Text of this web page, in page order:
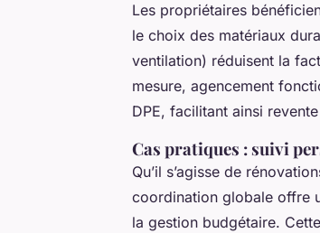
Les propriétaires
le choix des matériaux
ventilation) réduisent la
mesure, agencement
DPE, facilitant ainsi
Cas pratiques : suivi
Qu’il s’agisse de
coordination globale offre
la gestion budgétaire.